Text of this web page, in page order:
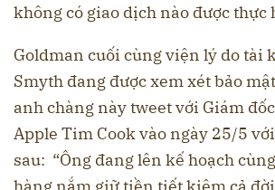
không có giao dịch nào được thực
Goldman cuối cùng viện lý do tài
Smyth đang được xem xét bảo
anh chàng này tweet với Giám
Apple Tim Cook vào ngày 25/5
sau: “Ông đang lên kế hoạch
hàng nắm giữ tiền tiết kiệm cả